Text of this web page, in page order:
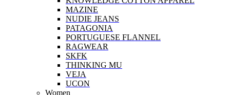
MAZINE
NUDIE JEANS
PATAGONIA
PORTUGUESE FLANNEL
RAGWEAR
SKFK
THINKING MU
VEJA
UCON
Women